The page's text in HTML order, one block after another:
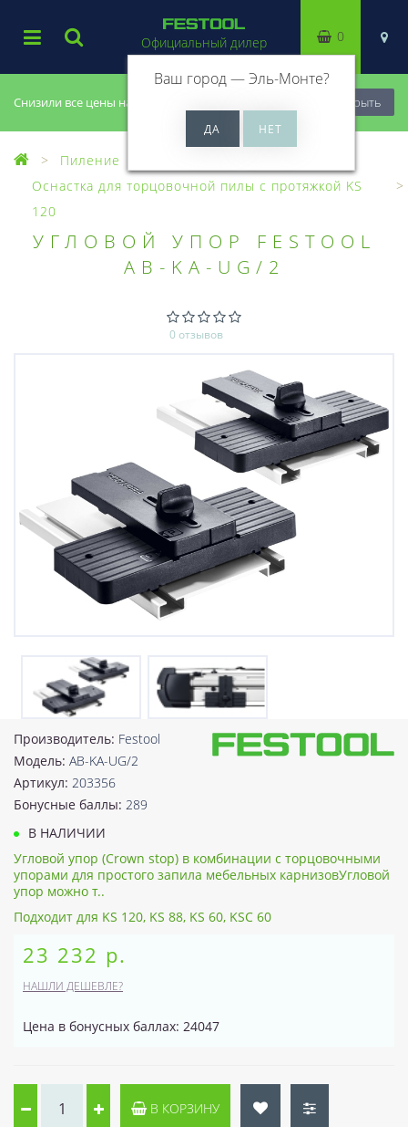
Снизили все цены на 20%, успей купить! Закрыть
Официальный дилер
Ваш город —Эль-Монте?
0
Пиление
Оснастка для торцовочной пилы с протяжкой KS
120
УГЛОВОЙ УПОР FESTOOL
AB-KA-UG/2
0 отзывов
Производитель: Festool
Модель: AB-KA-UG/2
Артикул: 203356
Бонусные баллы: 289
В НАЛИЧИИ
Угловой упор (Crown stop) в комбинации с торцовочными
упорами для простого запила мебельных карнизовУгловой
упор можно т..
Подходит для KS 120, KS 88, KS 60, KSC 60
23 232 р.
НАШЛИ ДЕШЕВЛЕ?
Цена в бонусных баллах: 24047
В КОРЗИНУ